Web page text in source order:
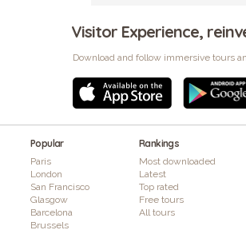
Visitor Experience,
Download and follow immersive tours
Popular
Paris
London
San Francisco
Glasgow
Barcelona
Brussels
Rankings
Most downloaded
Latest
Top rated
Free tours
All tours